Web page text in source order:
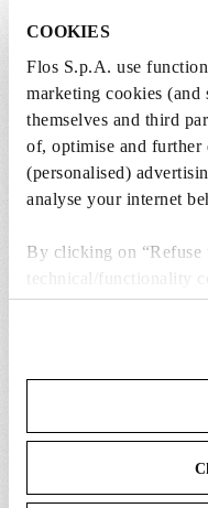
COOKIES
Flos S.p.A. use
marketing cookies
themselves and third
of, optimise and further
(personalised)
analyse your internet
By clicking on “Refuse
technical/functionality
clicking on “Accept
cookies. By clicking on
save your choices.
To know more refer to
2750K PAR56
Free
Included
PIÈCES DE